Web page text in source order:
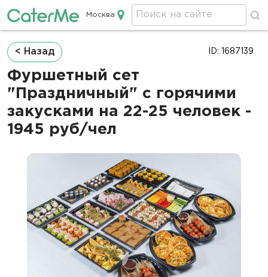
Кейтеринг в Москве
Москва
Строка
навигации
< Назад
Фуршетный сет
"Праздничный" с горячими
закусками на 22-25 человек -
1945 руб/чел
ID: 1687139